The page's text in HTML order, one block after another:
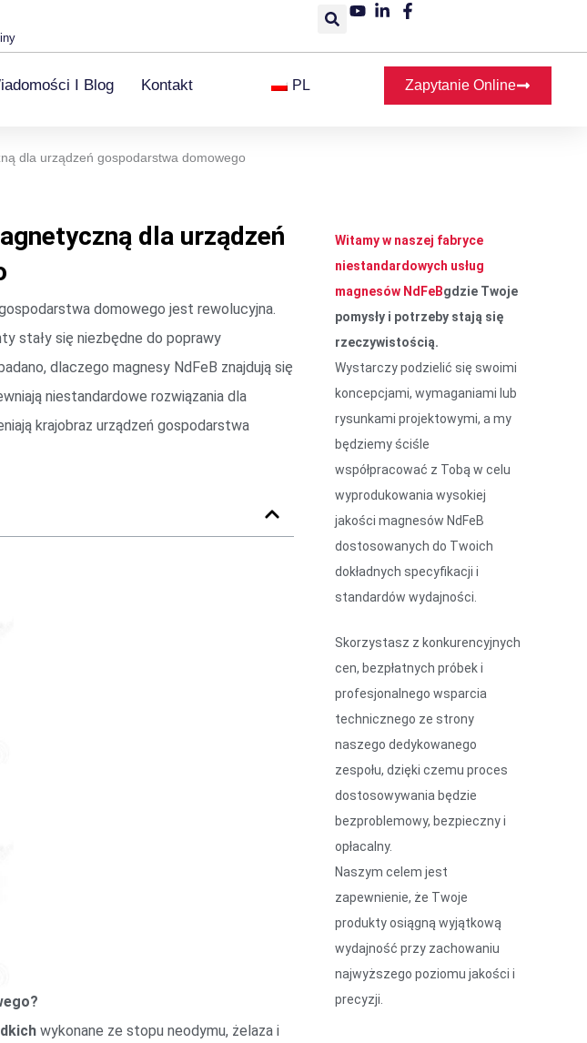
I Blog Kontakt PL Zapytanie Online
dla urządzeń gospodarstwa domowego
dla urządzeń
domowego jest rewolucyjna.
stały się niezbędne do poprawy
dlaczego magnesy NdFeB znajdują się
niestandardowe rozwiązania dla
krajobraz urządzeń gospodarstwa
wykonane ze stopu neodymu, żelaza i
Witamy w naszej fabryce
niestandardowych usług
magnesów NdFeBgdzie Twoje
pomysły i potrzeby stają się
rzeczywistością.
Wystarczy podzielić się swoimi
koncepcjami, wymaganiami lub
rysunkami projektowymi, a my
będziemy ściśle
współpracować z Tobą w celu
wyprodukowania wysokiej
jakości magnesów NdFeB
dostosowanych do Twoich
dokładnych specyfikacji i
standardów wydajności.
Skorzystasz z konkurencyjnych
cen, bezpłatnych próbek i
profesjonalnego wsparcia
technicznego ze strony
naszego dedykowanego
zespołu, dzięki czemu proces
dostosowywania będzie
bezproblemowy, bezpieczny i
opłacalny.
Naszym celem jest
zapewnienie, że Twoje
produkty osiągną wyjątkową
wydajność przy zachowaniu
najwyższego poziomu jakości i
precyzji.